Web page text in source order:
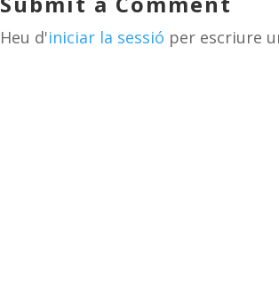
s m te
ix
Heu d'iniciar la sessió per escriure